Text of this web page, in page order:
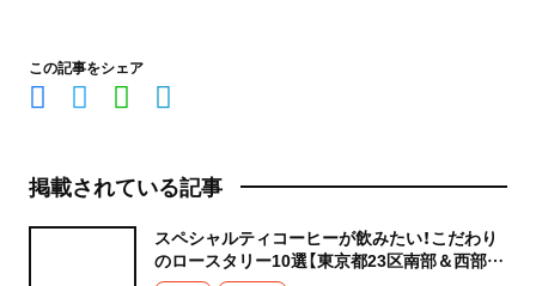
この記事をシェア
掲載されている記事
スペシャルティコーヒーが飲みたい！こだわり
のロースタリー10選【東京都23区南部＆西部の